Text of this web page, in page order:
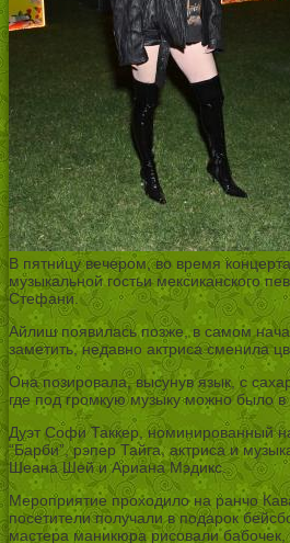
В пятницу вечером, во время
музыкальной гостьи мексиканского
Стефани.
Айлиш появилась позже, в самом
заметить, недавно актриса сменила
Она позировала, высунув язык, с
где под громкую музыку можно было
Дуэт Софи Таккер, номинированный
“Барби”, рэпер Тайга, актриса и
Шеана Шей и Ариана Мэдикс.
Мероприятие проходило на ранчо
посетители получали в подарок
мастера маникюра рисовали